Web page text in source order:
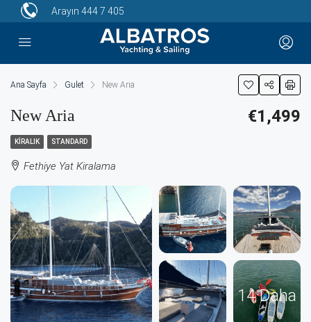
Arayın 444 7 405
Ana Sayfa Gulet New Aria
New Aria €1,499
KIRALIK STANDARD
Fethiye Yat Kiralama
14 Daha